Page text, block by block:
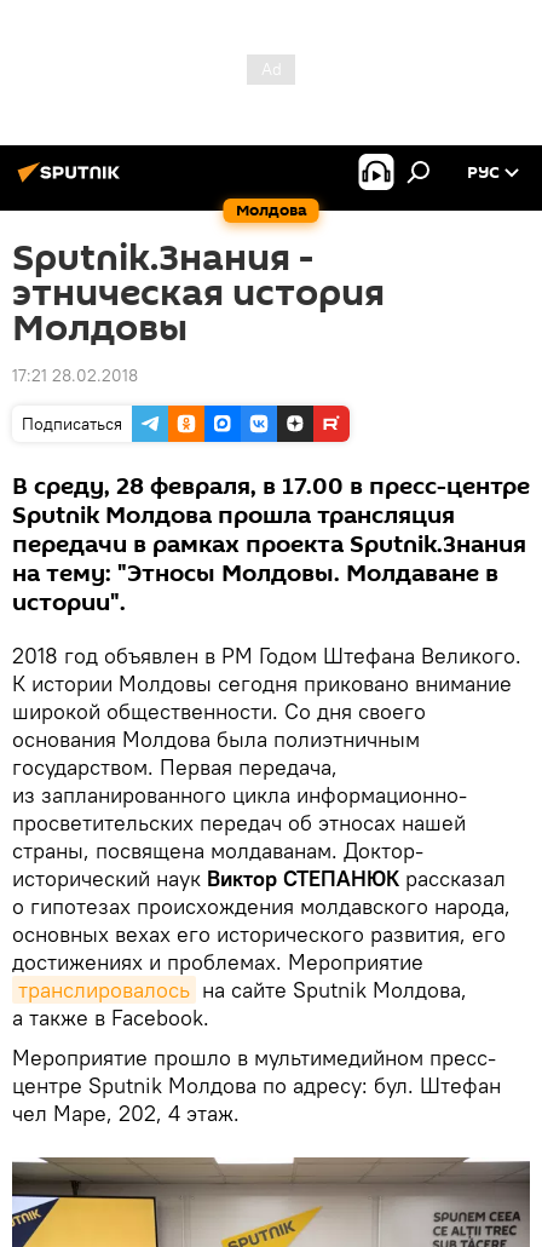
Молдова
РУС
Sputnik.Знания -
этническая история
Молдовы
17:21 28.02.2018
Подписаться
В среду, 28 февраля, в 17.00 в пресс-центре
Sputnik Молдова прошла трансляция
передачи в рамках проекта Sputnik.Знания
на тему: "Этносы Молдовы. Молдаване в
истории".
2018 год объявлен в РМ Годом Штефана Великого.
К истории Молдовы сегодня приковано внимание
широкой общественности. Со дня своего
основания Молдова была полиэтничным
государством. Первая передача,
из запланированного цикла информационно-
просветительских передач об этносах нашей
страны, посвящена молдаванам. Доктор-
исторический наук Виктор СТЕПАНЮК рассказал
о гипотезах происхождения молдавского народа,
основных вехах его исторического развития, его
достижениях и проблемах. Мероприятие
транслировалось на сайте Sputnik Молдова,
а также в Facebook.
Мероприятие прошло в мультимедийном пресс-
центре Sputnik Молдова по адресу: бул. Штефан
чел Маре, 202, 4 этаж.